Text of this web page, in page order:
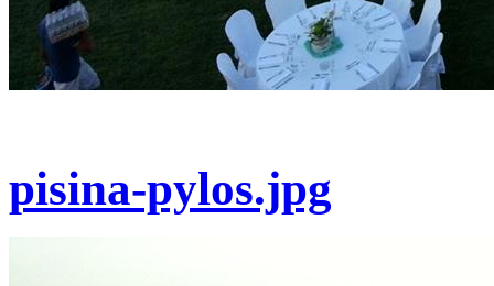
pisina-pylos.jpg